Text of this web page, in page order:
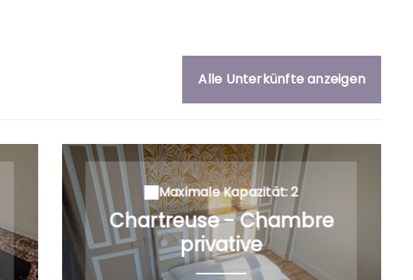
Alle Unterkünfte anzeigen
Maximale Kapazität: 2
Chartreuse - Chambre
privative